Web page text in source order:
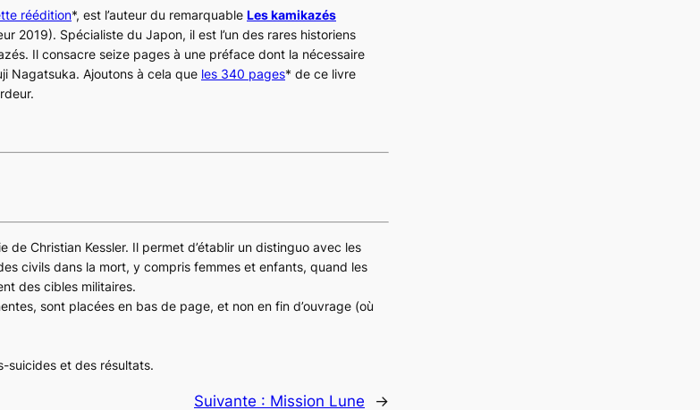
réédition*, est l’auteur du remarquable Les kamikazés
2019). Spécialiste du Japon, il est l’un des rares historiens
Il consacre seize pages à une préface dont la nécessaire
Nagatsuka. Ajoutons à cela que les 340 pages* de ce livre
de Christian Kessler. Il permet d’établir un distinguo avec les
civils dans la mort, y compris femmes et enfants, quand les
des cibles militaires.
sont placées en bas de page, et non en fin d’ouvrage (où
suicides et des résultats.
Suivante : Mission Lune →